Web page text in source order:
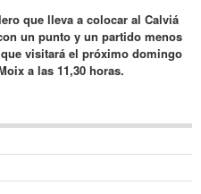
que lleva a colocar al Calviá
un punto y un partido menos
visitará el próximo domingo
a las 11,30 horas.